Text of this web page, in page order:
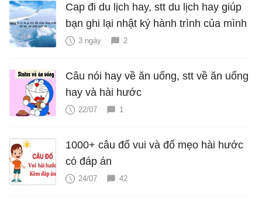
Cap đi du lịch hay, stt du lịch hay giúp
bạn ghi lại nhật ký hành trình của mình
3 ngày 2
Câu nói hay về ăn uống, stt về ăn uống
hay và hài hước
22/07 1
1000+ câu đố vui và đố mẹo hài hước
có đáp án
24/07 42